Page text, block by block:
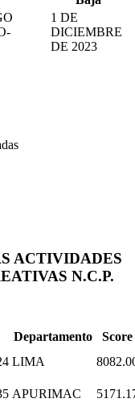
1 DE
DICIEMBRE
DE 2023
ACTIVIDADES
N.C.P.
Departamento
Score
LIMA
APURIMAC